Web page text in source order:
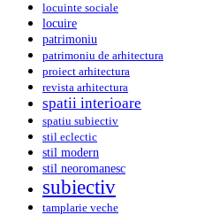
locuinte sociale
locuire
patrimoniu
patrimoniu de arhitectura
proiect arhitectura
revista arhitectura
spatii interioare
spatiu subiectiv
stil eclectic
stil modern
stil neoromanesc
subiectiv
tamplarie veche